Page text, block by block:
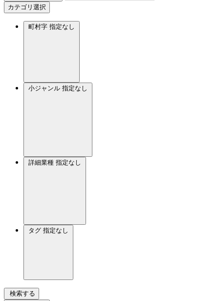
カテゴリ選択
町村字 指定なし
小ジャンル 指定なし
詳細業種 指定なし
タグ 指定なし
検索する